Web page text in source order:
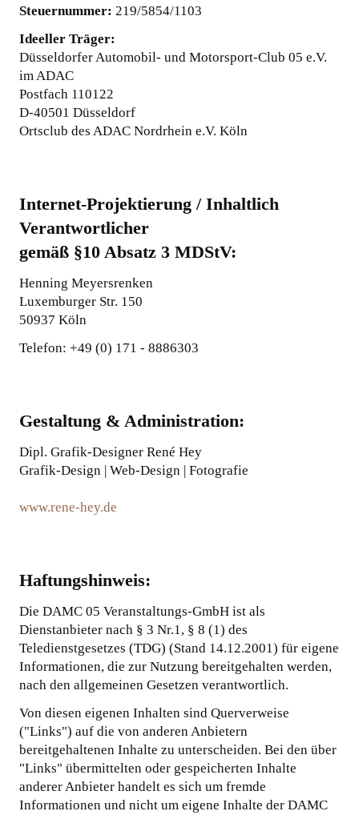
Steuernummer: 219/5854/1103
Ideeller Träger:
Düsseldorfer Automobil- und Motorsport-Club 05 e.V.
im ADAC
Postfach 110122
D-40501 Düsseldorf
Ortsclub des ADAC Nordrhein e.V. Köln
Internet-Projektierung / Inhaltlich
Verantwortlicher
gemäß §10 Absatz 3 MDStV:
Henning Meyersrenken
Luxemburger Str. 150
50937 Köln
Telefon: +49 (0) 171 - 8886303
Gestaltung & Administration:
Dipl. Grafik-Designer René Hey
Grafik-Design | Web-Design | Fotografie
www.rene-hey.de
Haftungshinweis:
Die DAMC 05 Veranstaltungs-GmbH ist als
Dienstanbieter nach § 3 Nr.1, § 8 (1) des
Teledienstgesetzes (TDG) (Stand 14.12.2001) für eigene
Informationen, die zur Nutzung bereitgehalten werden,
nach den allgemeinen Gesetzen verantwortlich.
Von diesen eigenen Inhalten sind Querverweise
("Links") auf die von anderen Anbietern
bereitgehaltenen Inhalte zu unterscheiden. Bei den über
"Links" übermittelten oder gespeicherten Inhalte
anderer Anbieter handelt es sich um fremde
Informationen und nicht um eigene Inhalte der DAMC